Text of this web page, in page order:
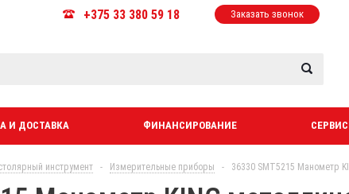
+375 33 380 59 18 Заказать звонок
И ДОСТАВКА ФИНАНСИРОВАНИЕ
инструмент - Измерительные приборы - 36330 SMT5215 Манометр